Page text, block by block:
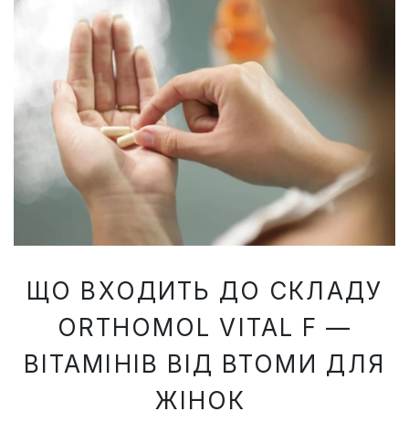
ЩО ВХОДИТЬ ДО СКЛАДУ
ORTHOMOL VITAL F —
ВІТАМІНІВ ВІД ВТОМИ ДЛЯ
ЖІНОК